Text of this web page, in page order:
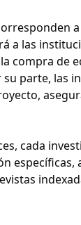
a las
compra de
parte, las
cada
específicas,